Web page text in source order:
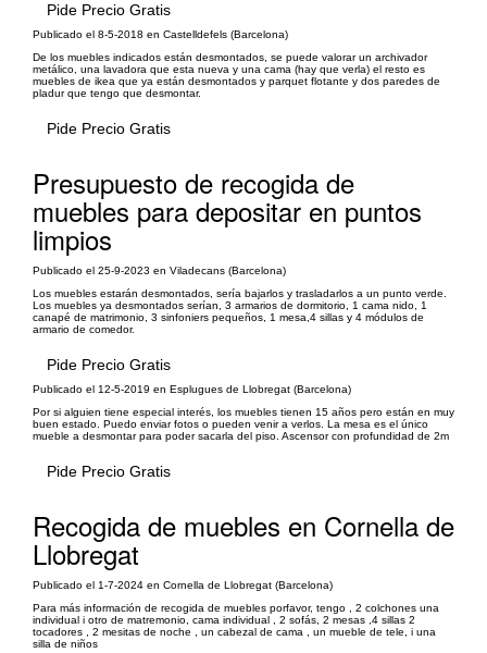
Pide Precio Gratis
Publicado el 8-5-2018 en Castelldefels (Barcelona)
De los muebles indicados están desmontados, se puede valorar un archivador
metálico, una lavadora que esta nueva y una cama (hay que verla) el resto es
muebles de ikea que ya están desmontados y parquet flotante y dos paredes de
pladur que tengo que desmontar.
Pide Precio Gratis
Presupuesto de recogida de
muebles para depositar en puntos
limpios
Publicado el 25-9-2023 en Viladecans (Barcelona)
Los muebles estarán desmontados, sería bajarlos y trasladarlos a un punto verde.
Los muebles ya desmontados serían, 3 armarios de dormitorio, 1 cama nido, 1
canapé de matrimonio, 3 sinfoniers pequeños, 1 mesa,4 sillas y 4 módulos de
armario de comedor.
Pide Precio Gratis
Publicado el 12-5-2019 en Esplugues de Llobregat (Barcelona)
Por si alguien tiene especial interés, los muebles tienen 15 años pero están en muy
buen estado. Puedo enviar fotos o pueden venir a verlos. La mesa es el único
mueble a desmontar para poder sacarla del piso. Ascensor con profundidad de 2m
Pide Precio Gratis
Recogida de muebles en Cornella de
Llobregat
Publicado el 1-7-2024 en Cornella de Llobregat (Barcelona)
Para más información de recogida de muebles porfavor, tengo , 2 colchones una
individual i otro de matremonio, cama individual , 2 sofás, 2 mesas ,4 sillas 2
tocadores , 2 mesitas de noche , un cabezal de cama , un mueble de tele, i una
silla de niños